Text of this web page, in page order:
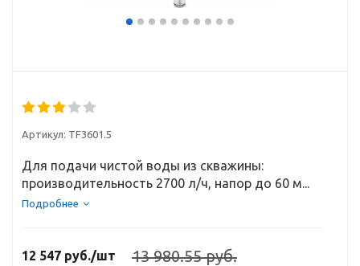
Артикул: TF3601.5
Для подачи чистой воды из скважины:
производительность 2700 л/ч, напор до 60 м...
Подробнее
12 547 руб./шт 13 980.55 руб.